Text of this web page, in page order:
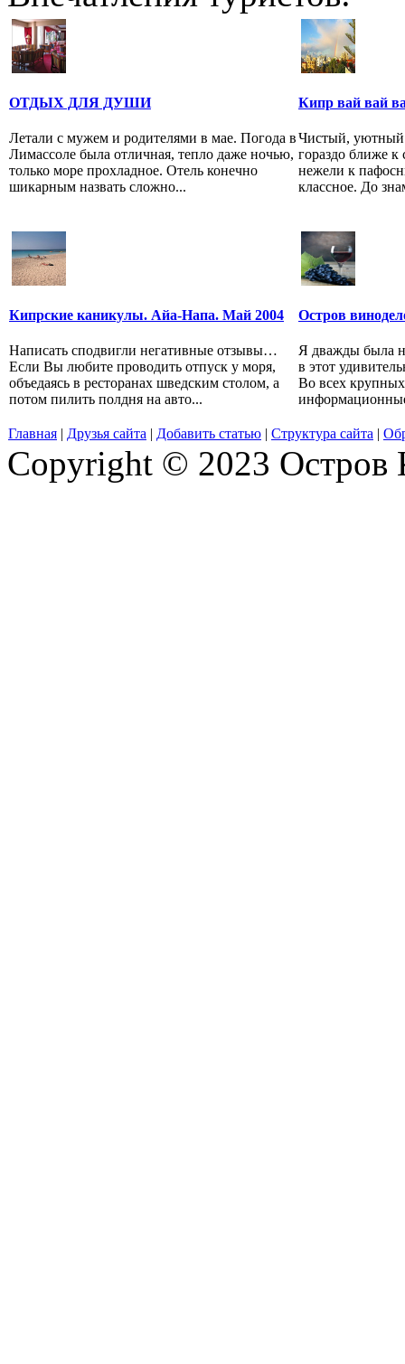
ОТДЫХ ДЛЯ ДУШИ
Летали с мужем и родителями в мае. Погода в
Лимассоле была отличная, тепло даже ночью,
только море прохладное. Отель конечно
шикарным назвать сложно...
Кипр вай вай
Чистый, уютный
гораздо ближе
нежели к
классное. До
Кипрские каникулы. Айа-Напа. Май 2004
Написать сподвигли негативные отзывы…
Если Вы любите проводить отпуск у моря,
объедаясь в ресторанах шведским столом, а
потом пилить полдня на авто...
Остров
Я дважды была
в этот
Во всех
Главная | Друзья сайта | Добавить статью | Структура сайта |
Copyright © 2023 Остров